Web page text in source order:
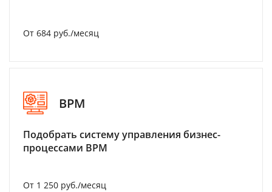
От 684 руб./месяц
BPM
Подобрать систему управления бизнес-
процессами BPM
От 1 250 руб./месяц